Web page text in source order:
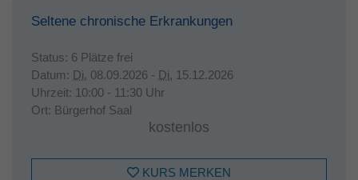
Seltene chronische Erkrankungen
Status: 6 Plätze frei
Datum: Di. 08.09.2026 - Di. 15.12.2026
Uhrzeit: 10:00 - 11:30 Uhr
Ort: Bürgerhof Saal
kostenlos
KURS MERKEN